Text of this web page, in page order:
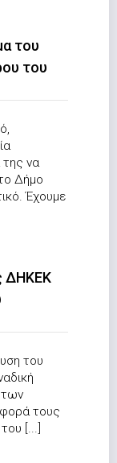
του
του
της να
Δήμο
Έχουμε
ΔΗΚΕΚ
του
των
τους
[...]